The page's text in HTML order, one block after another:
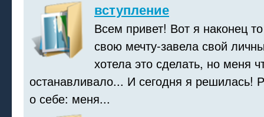
вступление
Всем привет! Вот я наконец
свою мечту-завела свой
хотела это сделать, но меня
останавливало... И сегодня я решилась!
о себе: меня...